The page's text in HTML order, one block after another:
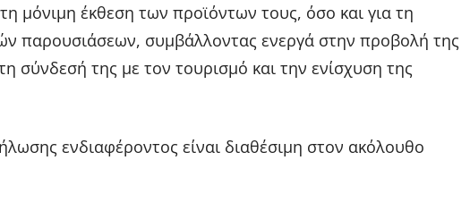
μόνιμη έκθεση των προϊόντων τους, όσο και για τη
παρουσιάσεων, συμβάλλοντας ενεργά στην προβολή της
σύνδεσή της με τον τουρισμό και την ενίσχυση της
ενδιαφέροντος είναι διαθέσιμη στον ακόλουθο